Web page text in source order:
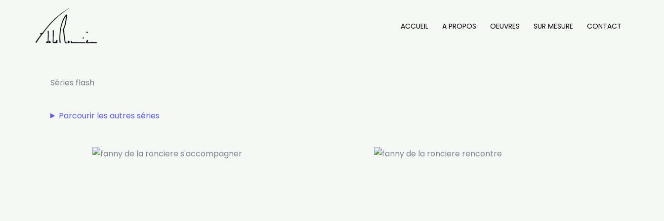
ACCUEIL A PROPOS OEUVRES SUR MESURE CONTACT
Séries flash
Parcourir les autres séries